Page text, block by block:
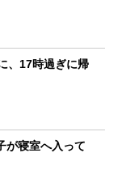
、17時過ぎに帰
が寝室へ入って